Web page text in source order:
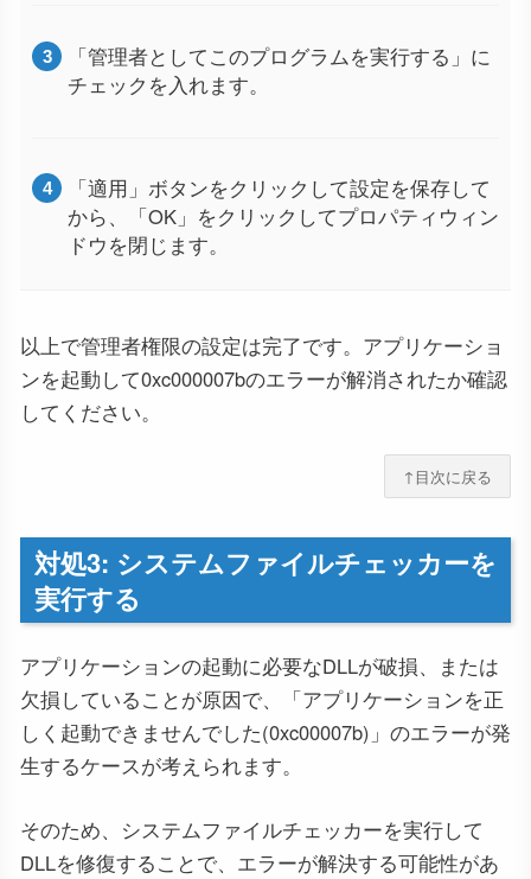
「管理者としてこのプログラムを実行する」に
チェックを入れます。
「適用」ボタンをクリックして設定を保存して
から、「OK」をクリックしてプロパティウィン
ドウを閉じます。
以上で管理者権限の設定は完了です。アプリケーショ
ンを起動して0xc000007bのエラーが解消されたか確認
してください。
↑目次に戻る
対処3: システムファイルチェッカーを
実行する
アプリケーションの起動に必要なDLLが破損、または
欠損していることが原因で、「アプリケーションを正
しく起動できませんでした(0xc00007b)」のエラーが発
生するケースが考えられます。
そのため、システムファイルチェッカーを実行して
DLLを修復することで、エラーが解決する可能性があ